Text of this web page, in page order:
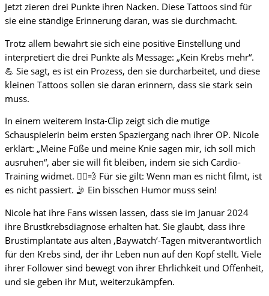
Jetzt zieren drei Punkte ihren Nacken. Diese Tattoos sind für
sie eine ständige Erinnerung daran, was sie durchmacht.
Trotz allem bewahrt sie sich eine positive Einstellung und
interpretiert die drei Punkte als Message: „Kein Krebs mehr“.
💪 Sie sagt, es ist ein Prozess, den sie durcharbeitet, und diese
kleinen Tattoos sollen sie daran erinnern, dass sie stark sein
muss.
In einem weiterem Insta-Clip zeigt sich die mutige
Schauspielerin beim ersten Spaziergang nach ihrer OP. Nicole
erklärt: „Meine Füße und meine Knie sagen mir, ich soll mich
ausruhen“, aber sie will fit bleiben, indem sie sich Cardio-
Training widmet. 🚶‍♀️💨 Für sie gilt: Wenn man es nicht filmt, ist
es nicht passiert. 🤳 Ein bisschen Humor muss sein!
Nicole hat ihre Fans wissen lassen, dass sie im Januar 2024
ihre Brustkrebsdiagnose erhalten hat. Sie glaubt, dass ihre
Brustimplantate aus alten ‚Baywatch‘-Tagen mitverantwortlich
für den Krebs sind, der ihr Leben nun auf den Kopf stellt. Viele
ihrer Follower sind bewegt von ihrer Ehrlichkeit und Offenheit,
und sie geben ihr Mut, weiterzukämpfen.